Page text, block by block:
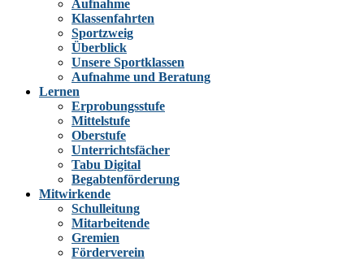
Aufnahme
Klassenfahrten
Sportzweig
Überblick
Unsere Sportklassen
Aufnahme und Beratung
Lernen
Erprobungsstufe
Mittelstufe
Oberstufe
Unterrichtsfächer
Tabu Digital
Begabtenförderung
Mitwirkende
Schulleitung
Mitarbeitende
Gremien
Förderverein